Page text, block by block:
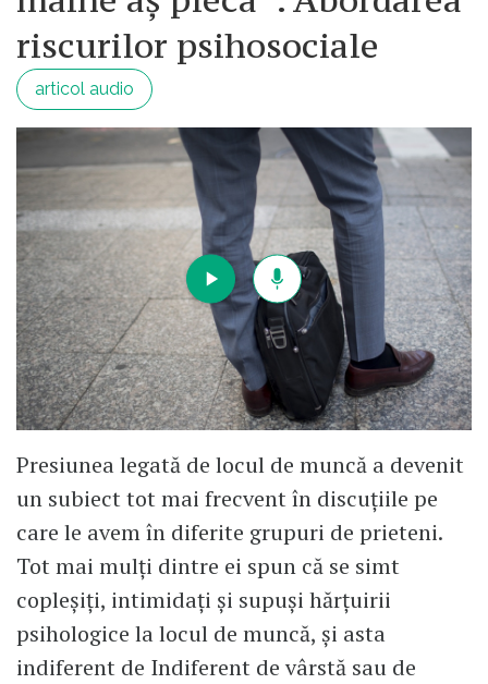
riscurilor psihosociale
articol audio
Presiunea legată de locul de muncă a devenit
un subiect tot mai frecvent în discuțiile pe
care le avem în diferite grupuri de prieteni.
Tot mai mulți dintre ei spun că se simt
copleșiți, intimidați și supuși hărțuirii
psihologice la locul de muncă, și asta
indiferent de Indiferent de vârstă sau de